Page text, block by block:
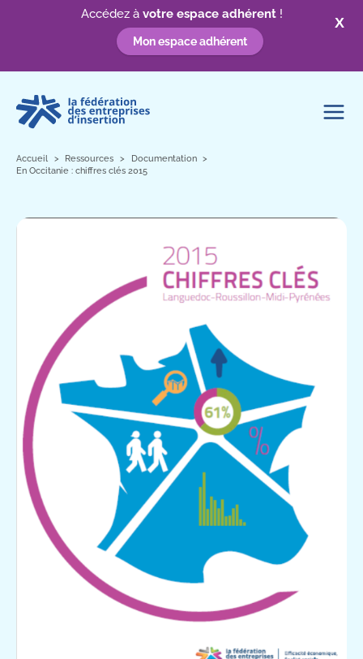
X
Accédez à votre espace adhérent!
Mon espace adhérent
contenu
Accueil Ressources
Documentation
En Occitanie : chiffres clés 2015